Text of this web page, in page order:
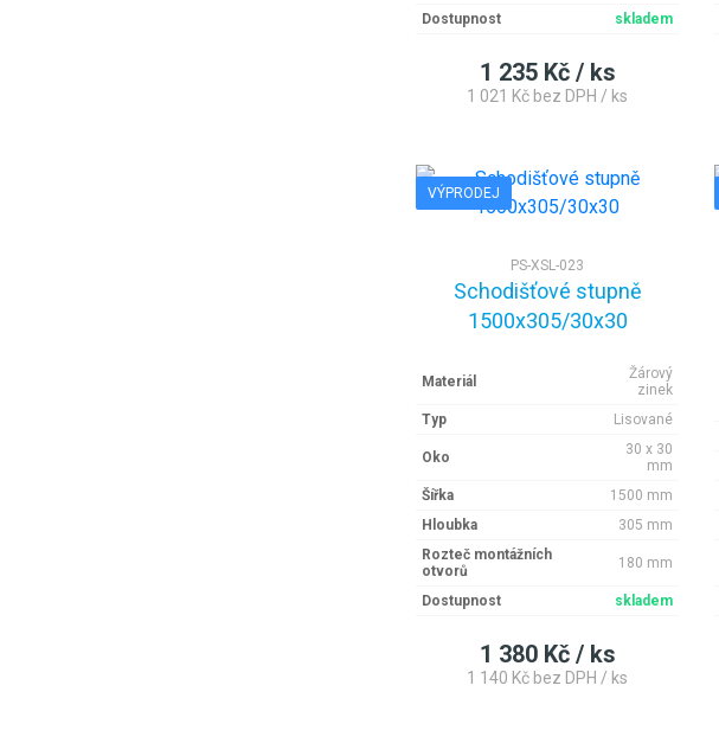
Dostupnost skladem
1 235 Kč / ks
1 021 Kč bez DPH / ks
VÝPRODEJ
PS-XSL-023
Schodišťové stupně
1500x305/30x30
Materiál
Žárový
zinek
Typ
Lisované
Oko
30 x 30
mm
Šířka
1500 mm
Hloubka
305 mm
Rozteč montážních
otvorů
180 mm
Dostupnost skladem
1 380 Kč / ks
1 140 Kč bez DPH / ks